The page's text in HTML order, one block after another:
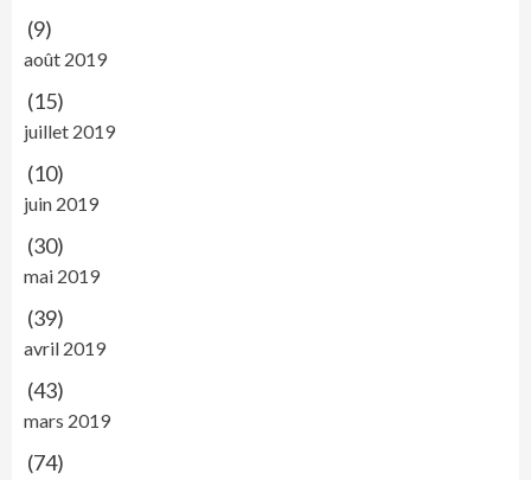
(9)
août 2019
(15)
juillet 2019
(10)
juin 2019
(30)
mai 2019
(39)
avril 2019
(43)
mars 2019
(74)